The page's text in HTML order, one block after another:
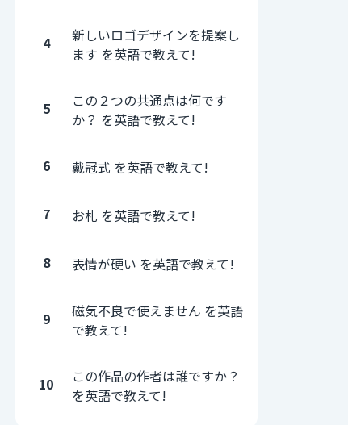
4
新しいロゴデザインを提案し
ます を英語で教えて!
5
この２つの共通点は何です
か？ を英語で教えて!
6 戴冠式 を英語で教えて!
7 お札 を英語で教えて!
8 表情が硬い を英語で教えて!
9
磁気不良で使えません を英語
で教えて!
10
この作品の作者は誰ですか？
を英語で教えて!